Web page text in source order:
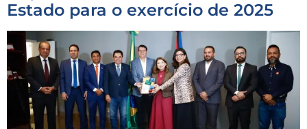
Estado para o exercício de 2025